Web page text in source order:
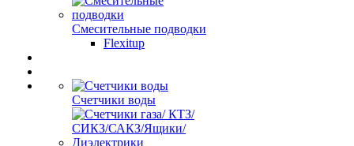
Смесительные подводки
Flexitup
Счетчики воды